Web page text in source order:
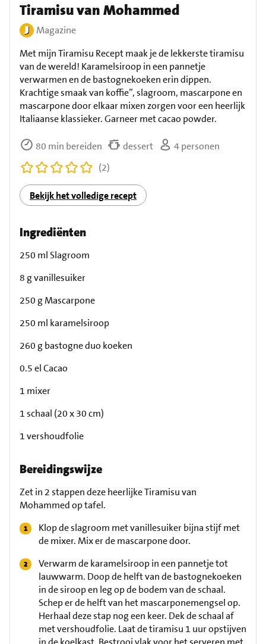
Tiramisu van Mohammed
Magazine
Met mijn Tiramisu Recept maak je de lekkerste tiramisu
van de wereld! Karamelsiroop in een pannetje
verwarmen en de bastognekoeken erin dippen.
Krachtige smaak van koffie”, slagroom, mascarpone en
mascarpone door elkaar mixen zorgen voor een heerlijk
Italiaanse klassieker. Garneer met cacao powder.
80 min bereiden dessert
4 personen
(2)
Bekijk het volledige recept
Ingrediënten
250 ml Slagroom
8 g vanillesuiker
250 g Mascarpone
250 ml karamelsiroop
260 g bastogne duo koeken
0.5 el Cacao
1 mixer
1 schaal (20 x 30 cm)
1 vershoudfolie
Bereidingswijze
Zet in 2 stappen deze heerlijke Tiramisu van
Mohammed op tafel.
Klop de slagroom met vanillesuiker bijna stijf met
de mixer. Mix er de mascarpone door.
Verwarm de karamelsiroop in een pannetje tot
lauwwarm. Doop de helft van de bastognekoeken
in de siroop en leg op de bodem van de schaal.
Schep er de helft van het mascarponemengsel op.
Herhaal deze stap nog een keer. Dek de schaal af
met vershoudfolie. Laat de tiramisu 1 uur opstijven